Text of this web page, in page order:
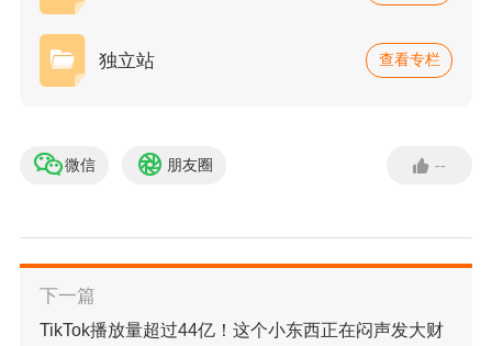
月销10万美金的店铺，不是靠更多流量砸出来
的，是靠产品页把每一个到访的用户
"多留住一分
二、
常见的产品页错
一个典型的失败模式。
打开很多中国卖家的独立站产品页，内容大致是
独立站 查看专栏
微信 朋友圈 --
下一篇
TikTok播放量超过44亿！这个小东西正在闷声发大财